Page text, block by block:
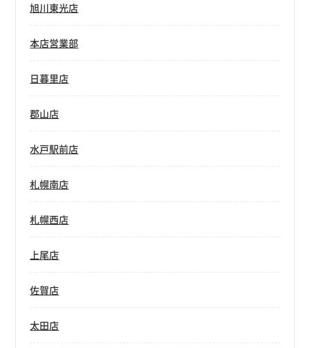
旭川東光店
本店営業部
日暮里店
郡山店
水戸駅前店
札幌南店
札幌西店
上尾店
佐賀店
太田店